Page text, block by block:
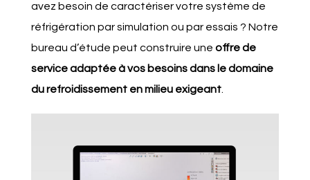
avez besoin de caractériser votre système de
réfrigération par simulation ou par essais ? Notre
bureau d’étude peut construire une offre de
service adaptée à vos besoins dans le domaine
du refroidissement en milieu exigeant.